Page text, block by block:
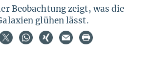
Beobachtung zeigt, was die
glühen lässt.